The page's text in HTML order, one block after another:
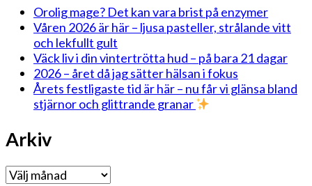
Orolig mage? Det kan vara brist på enzymer
Våren 2026 är här – ljusa pasteller, strålande vitt
och lekfullt gult
Väck liv i din vintertrötta hud – på bara 21 dagar
2026 – året då jag sätter hälsan i fokus
Årets festligaste tid är här – nu får vi glänsa bland
stjärnor och glittrande granar
Arkiv
Arkiv